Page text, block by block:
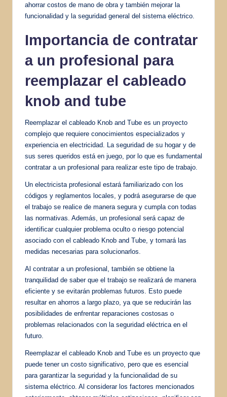
ahorrar costos de mano de obra y también mejorar la
funcionalidad y la seguridad general del sistema eléctrico.
Importancia de contratar
a un profesional para
reemplazar el cableado
knob and tube
Reemplazar el cableado Knob and Tube es un proyecto
complejo que requiere conocimientos especializados y
experiencia en electricidad. La seguridad de su hogar y de
sus seres queridos está en juego, por lo que es fundamental
contratar a un profesional para realizar este tipo de trabajo.
Un electricista profesional estará familiarizado con los
códigos y reglamentos locales, y podrá asegurarse de que
el trabajo se realice de manera segura y cumpla con todas
las normativas. Además, un profesional será capaz de
identificar cualquier problema oculto o riesgo potencial
asociado con el cableado Knob and Tube, y tomará las
medidas necesarias para solucionarlos.
Al contratar a un profesional, también se obtiene la
tranquilidad de saber que el trabajo se realizará de manera
eficiente y se evitarán problemas futuros. Esto puede
resultar en ahorros a largo plazo, ya que se reducirán las
posibilidades de enfrentar reparaciones costosas o
problemas relacionados con la seguridad eléctrica en el
futuro.
Reemplazar el cableado Knob and Tube es un proyecto que
puede tener un costo significativo, pero que es esencial
para garantizar la seguridad y la funcionalidad de su
sistema eléctrico. Al considerar los factores mencionados